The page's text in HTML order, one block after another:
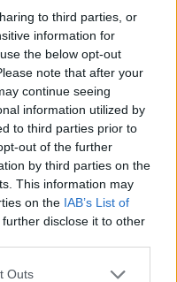
to third parties, or
information for
the below opt-out
note that after your
continue seeing
information utilized by
to third parties prior to
out of the further
by third parties on the
This information may
on the IAB’s List of
disclose it to other
one or more Google
Outs
δεν διαθέτουν την
χωρίς την συμμετοχή
«Η Θουριγγία ήταν
πρώτη κυβέρνηση
στην Γερμανία. Και
- τώρα υπό
καταλήγει το
γερμανικής